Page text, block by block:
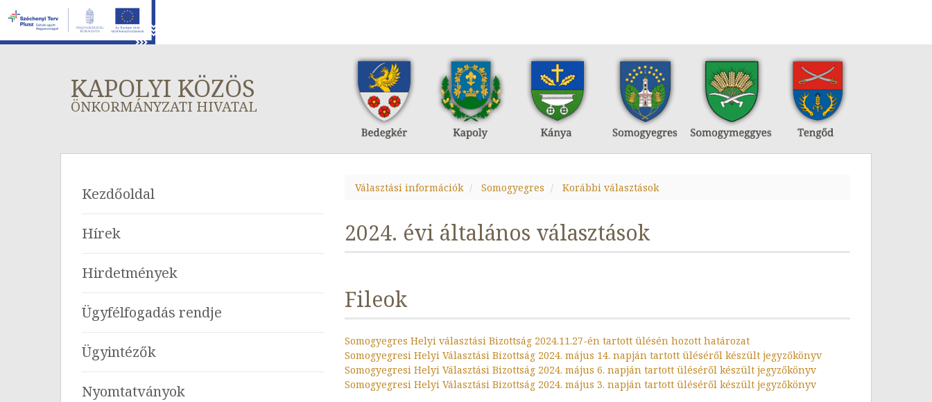
KAPOLYI KÖZÖS
ÖNKORMÁNYZATI HIVATAL
Kezdőoldal
Hírek
Hirdetmények
Ügyfélfogadás rendje
Ügyintézők
Nyomtatványok
Választási információk Somogyegres Korábbi választások
2024. évi általános választások
Fileok
Somogyegres Helyi választási Bizottság 2024.11.27-én tartott ülésén hozott határozat
Somogyegresi Helyi Választási Bizottság 2024. május 14. napján tartott üléséről készült jegyzőkönyv
Somogyegresi Helyi Választási Bizottság 2024. május 6. napján tartott üléséről készült jegyzőkönyv
Somogyegresi Helyi Választási Bizottság 2024. május 3. napján tartott üléséről készült jegyzőkönyv